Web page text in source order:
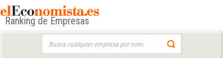
Ranking de Empresas